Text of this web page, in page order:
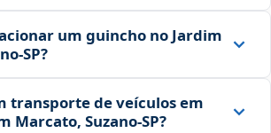
um guincho no Jardim
transporte de veículos em
Marcato, Suzano‑SP?